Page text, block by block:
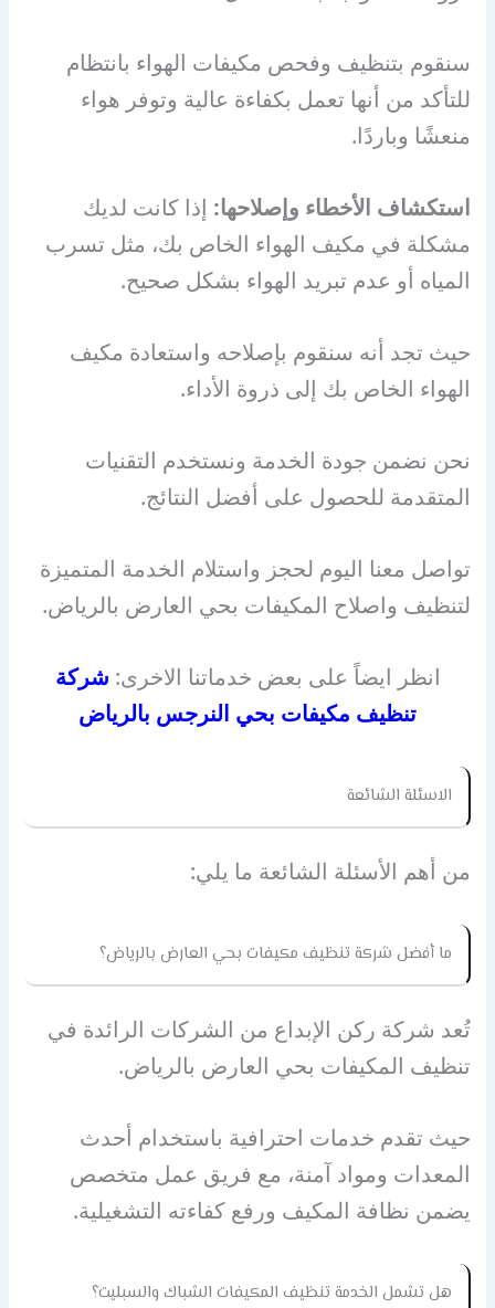
سنقوم بتنظيف وفحص مكيفات الهواء بانتظام
للتأكد من أنها تعمل بكفاءة عالية وتوفر هواء
منعشًا وباردًا.
استكشاف الأخطاء وإصلاحها: إذا كانت لديك
مشكلة في مكيف الهواء الخاص بك، مثل تسرب
المياه أو عدم تبريد الهواء بشكل صحيح.
حيث تجد أنه سنقوم بإصلاحه واستعادة مكيف
الهواء الخاص بك إلى ذروة الأداء.
نحن نضمن جودة الخدمة ونستخدم التقنيات
المتقدمة للحصول على أفضل النتائج.
تواصل معنا اليوم لحجز واستلام الخدمة المتميزة
لتنظيف واصلاح المكيفات بحي العارض بالرياض.
انظر ايضاً على بعض خدماتنا الاخرى: شركة
تنظيف مكيفات بحي النرجس بالرياض
الاسئلة الشائعة
من أهم الأسئلة الشائعة ما يلي:
ما أفضل شركة تنظيف مكيفات بحي العارض بالرياض؟
تُعد شركة ركن الإبداع من الشركات الرائدة في
تنظيف المكيفات بحي العارض بالرياض.
حيث تقدم خدمات احترافية باستخدام أحدث
المعدات ومواد آمنة، مع فريق عمل متخصص
يضمن نظافة المكيف ورفع كفاءته التشغيلية.
هل تشمل الخدمة تنظيف المكيفات الشباك والسبليت؟